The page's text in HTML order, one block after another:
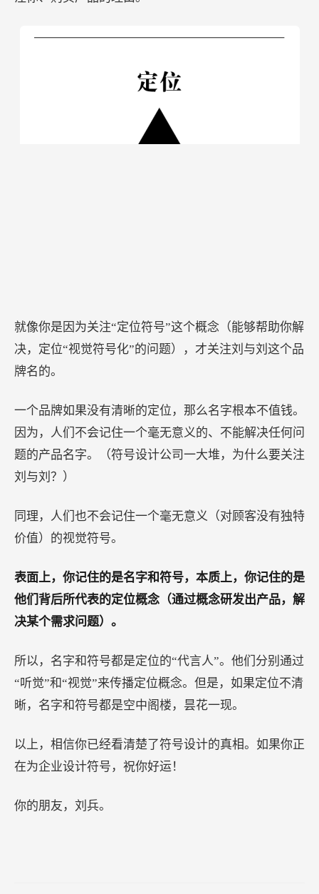
就像你是因为关注“定位符号”这个概念（能够帮助你解
决，定位“视觉符号化”的问题），才关注刘与刘这个品
牌名的。
一个品牌如果没有清晰的定位，那么名字根本不值钱。
因为，人们不会记住一个毫无意义的、不能解决任何问
题的产品名字。（符号设计公司一大堆，为什么要关注
刘与刘？）
同理，人们也不会记住一个毫无意义（对顾客没有独特
价值）的视觉符号。
表面上，你记住的是名字和符号，本质上，你记住的是
他们背后所代表的定位概念（通过概念研发出产品，解
决某个需求问题）。
所以，名字和符号都是定位的“代言人”。他们分别通过
“听觉”和“视觉”来传播定位概念。但是，如果定位不清
晰，名字和符号都是空中阁楼，昙花一现。
以上，相信你已经看清楚了符号设计的真相。如果你正
在为企业设计符号，祝你好运！
你的朋友，刘兵。